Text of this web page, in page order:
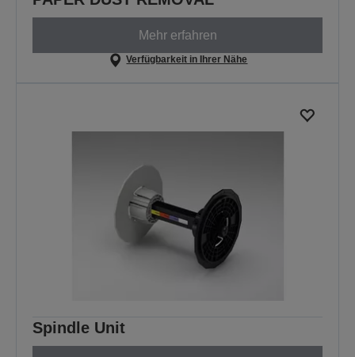
Mehr erfahren
Verfügbarkeit in Ihrer Nähe
Spindle Unit